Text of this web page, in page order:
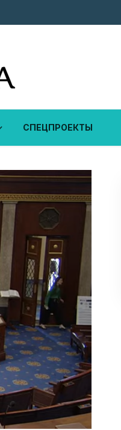
СПЕЦПРОЕКТЫ